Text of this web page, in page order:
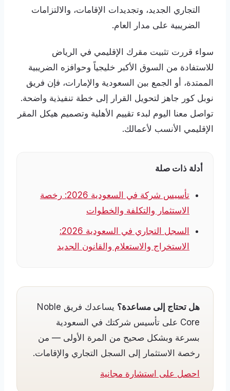
التجاري الجديد، وتجديدات الإقامات، والالتزامات
الضريبية على مدار العام.
سواء قررت تثبيت مقرك الإقليمي في الرياض
للاستفادة من السوق الأكبر خليجياً وحوافزه الضريبية
الممتدة، أو الجمع بين السعودية والإمارات، فإن فريق
نوبل كور جاهز لتحويل القرار إلى خطة تنفيذية واضحة.
تواصل معنا اليوم لبدء تقييم الأهلية وتصميم هيكل المقر
الإقليمي الأنسب لأعمالك.
أدلة ذات صلة
تأسيس شركة في السعودية 2026: رخصة
الاستثمار والتكلفة والخطوات
السجل التجاري في السعودية 2026:
الاستخراج والاستعلام والقانون الجديد
هل تحتاج إلى مساعدة؟
يساعدك فريق Noble
Core على تأسيس شركتك في السعودية
بسرعة وبشكل صحيح من المرة الأولى — من
رخصة الاستثمار إلى السجل التجاري والإقامات.
احصل على استشارة مجانية